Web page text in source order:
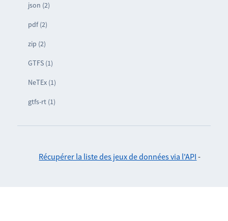
json (2)
pdf (2)
zip (2)
GTFS (1)
NeTEx (1)
gtfs-rt (1)
Récupérer la liste des jeux de données via l'API -